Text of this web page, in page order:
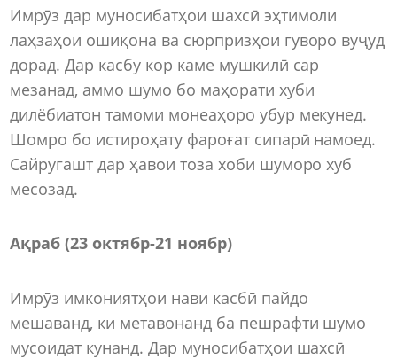
Имрӯз дар муносибатҳои шахсӣ эҳтимоли
лаҳзаҳои ошиқона ва сюрпризҳои гуворо вуҷуд
дорад. Дар касбу кор каме мушкилӣ сар
мезанад, аммо шумо бо маҳорати хуби
дилёбиатон тамоми монеаҳоро убур мекунед.
Шомро бо истироҳату фароғат сипарӣ намоед.
Сайругашт дар ҳавои тоза хоби шуморо хуб
месозад.
Ақраб (23 октябр-21 ноябр)
Имрӯз имкониятҳои нави касбӣ пайдо
мешаванд, ки метавонанд ба пешрафти шумо
мусоидат кунанд. Дар муносибатҳои шахсӣ